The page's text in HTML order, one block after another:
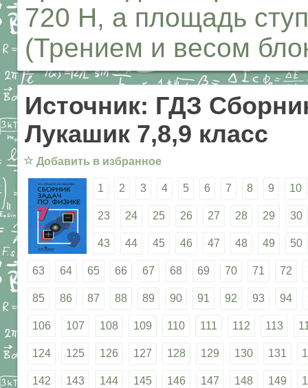
720 Н, а площадь
(Трением и весом
Источник: ГДЗ
Лукашик 7,8,9 класс
☆ Добавить в избранное
1 2 3 4 5 6 7 8 9 10
23 24 25 26 27 28 29 30
43 44 45 46 47 48 49 50
63 64 65 66 67 68 69 70 71 72
85 86 87 88 89 90 91 92 93 94
106 107 108 109 110 111 112 113
124 125 126 127 128 129 130 131
142 143 144 145 146 147 148 149